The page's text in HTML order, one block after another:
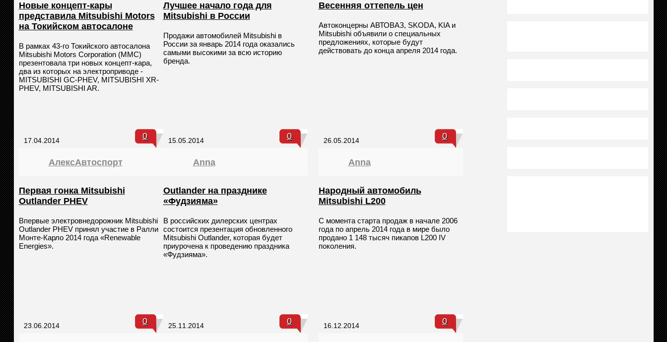
Новые концепт-кары
представила Mitsubishi Motors
на Токийском автосалоне
В рамках 43-го Токийского автосалона
Mitsubishi Motors Corporation (MMC)
презентовала три новых концепт-кара,
два из которых на электроприводе -
MITSUBISHI GC-PHEV, MITSUBISHI XR-
PHEV, MITSUBISHI AR.
Лучшее начало года для
Mitsubishi в России
Продажи автомобилей Mitsubishi в
России за январь 2014 года оказались
самыми высокими за всю историю
бренда.
Весенняя оттепель цен
Автоконцерны АВТОВАЗ, SKODA, KIA и
Mitsubishi объявили о специальных
предложениях, которые будут
действовать до конца апреля 2014 года.
17.04.2014 0
АлексАвтоспорт
Первая гонка Mitsubishi
Outlander PHEV
Впервые электровнедорожник Mitsubishi
Outlander PHEV принял участие в Ралли
Монте-Карло 2014 года «Renewable
Energies».
15.05.2014 0
Anna
Outlander на празднике
«Фудзияма»
В российских дилерских центрах
состоится презентация обновленного
Mitsubishi Outlander, которая будет
приурочена к проведению праздника
«Фудзияма».
26.05.2014 0
Anna
Народный автомобиль
Mitsubishi L200
С момента старта продаж в начале 2006
года по апрель 2014 года в мире было
продано 1 148 тысяч пикапов L200 IV
поколения.
23.06.2014 0 25.11.2014 0 16.12.2014 0